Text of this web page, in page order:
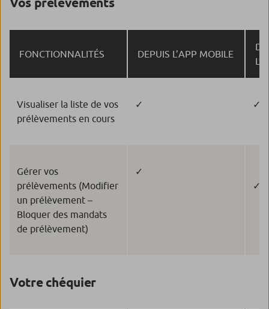
FONCTIONNALITÉS DEPUIS L’APP MOBILE
Visualiser la liste de vos
prélèvements en cours
✓ ✓
Gérer vos
prélèvements (Modifier
un prélèvement –
Bloquer des mandats
de prélèvement)
✓
✓
Votre chéquier